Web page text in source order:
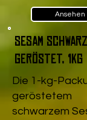
Ansehen
Sesam schwarz
geröstet, 1kg
Die 1-kg-
geröstetem
schwarzem